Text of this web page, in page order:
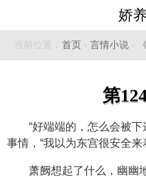
娇
当前位置： 首页 › 言情小说 ›
第
“好端端的，怎么会被
事情，“我以为东宫很安全
萧阙想起了什么，幽幽